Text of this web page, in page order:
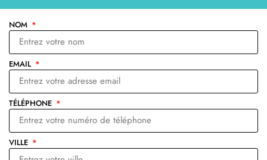
NOM
EMAIL
TÉLÉPHONE
VILLE